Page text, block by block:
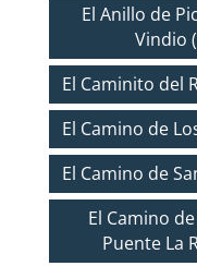
El Anillo de
Vindio
El Caminito del
El Camino de
El Camino de
El Camino
Puente La